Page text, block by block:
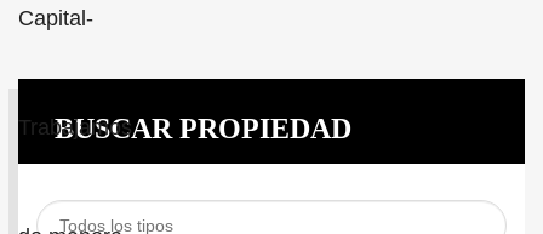
BUSCAR PROPIEDAD